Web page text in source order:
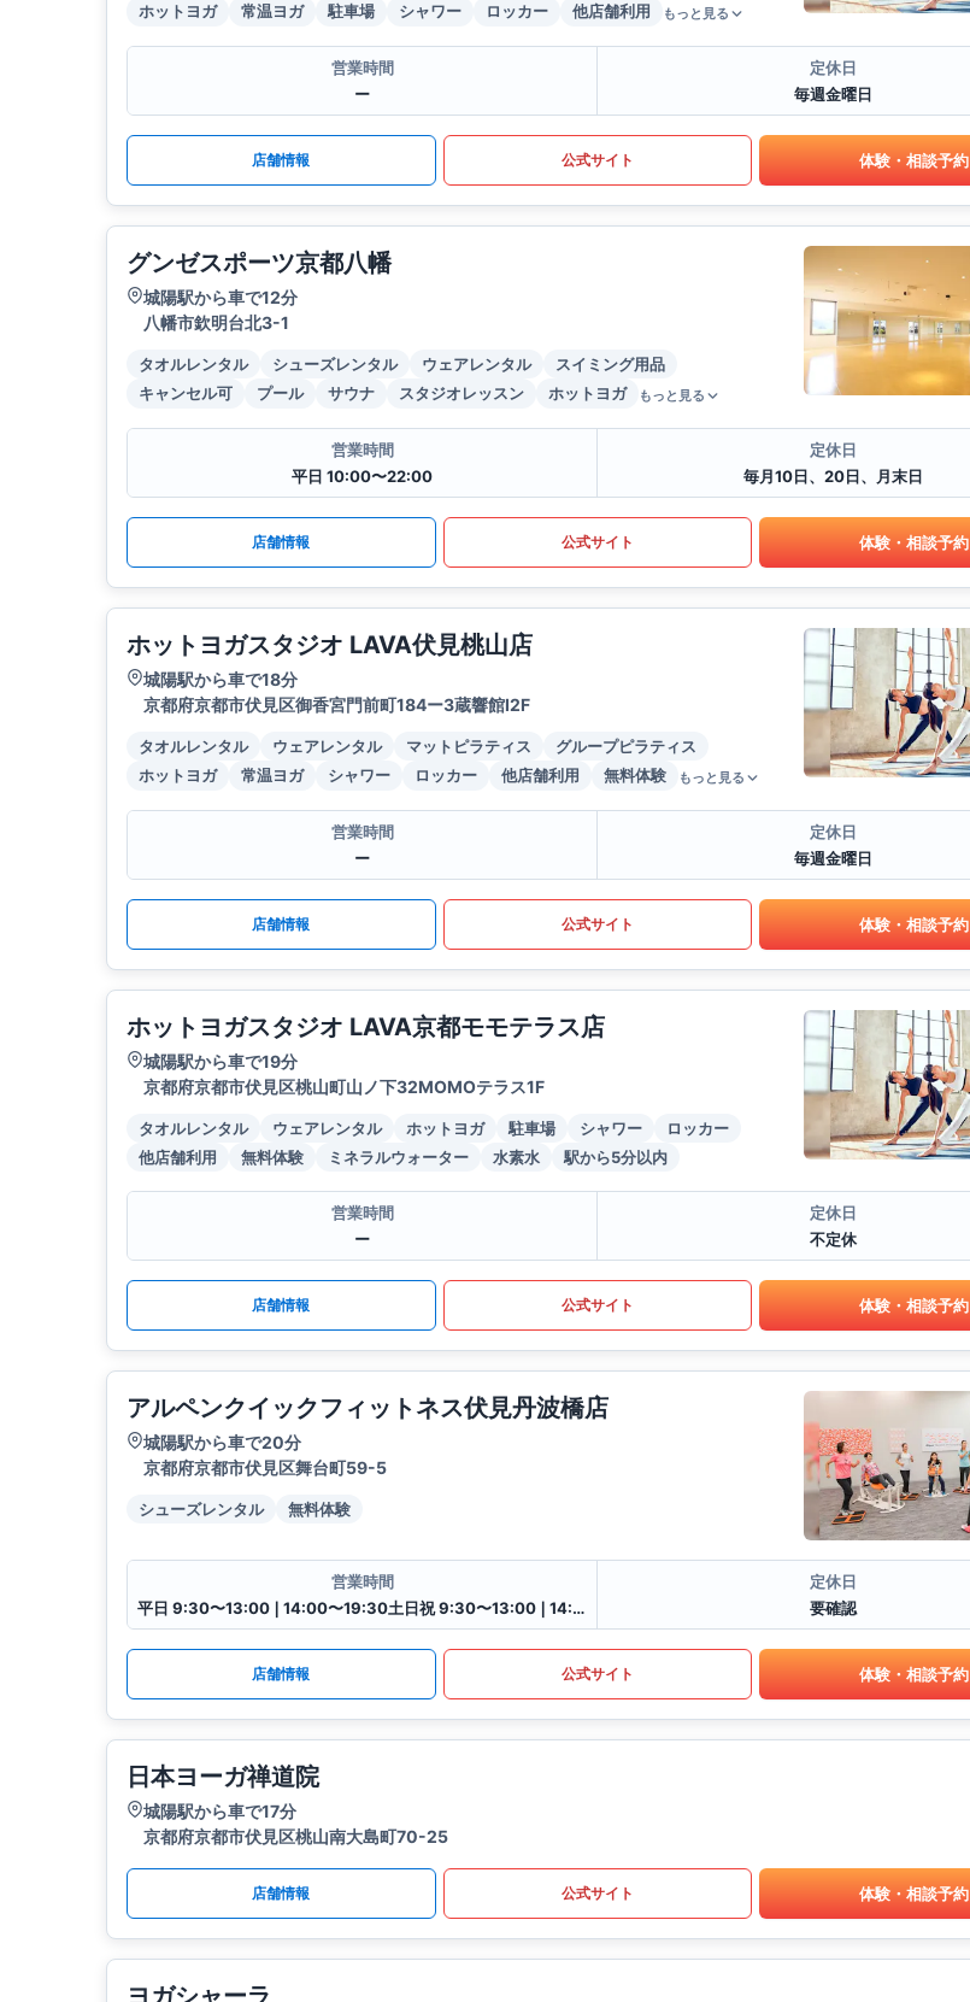
ホットヨガ
常温ヨガ 駐車場 シャワー ロッカー 他店舗利用 もっと見る
営業時間
ー
定休日
毎週金曜日
店舗情報 公式サイト 体験・相談予約
グンゼスポーツ京都八幡
城陽駅から車で12分
八幡市欽明台北3-1
タオルレンタル シューズレンタル ウェアレンタル
スイミング用品
キャンセル可
プール サウナ スタジオレッスン ホットヨガ もっと見る
営業時間
平日 10:00〜22:00
定休日
毎月10日、20日、月末日
店舗情報 公式サイト 体験・相談予約
ホットヨガスタジオ LAVA伏見桃山店
城陽駅から車で18分
京都府京都市伏見区御香宮門前町184ー3蔵響館I2F
タオルレンタル ウェアレンタル マットピラティス
グループピラティス
ホットヨガ
常温ヨガ シャワー ロッカー 他店舗利用 無料体験 もっと見る
営業時間
ー
定休日
毎週金曜日
店舗情報 公式サイト 体験・相談予約
ホットヨガスタジオ LAVA京都モモテラス店
城陽駅から車で19分
京都府京都市伏見区桃山町山ノ下32MOMOテラス1F
タオルレンタル ウェアレンタル ホットヨガ 駐車場 シャワー
ロッカー
他店舗利用
無料体験 ミネラルウォーター 水素水 駅から5分以内
営業時間
ー
定休日
不定休
店舗情報 公式サイト 体験・相談予約
アルペンクイックフィットネス伏見丹波橋店
城陽駅から車で20分
京都府京都市伏見区舞台町59-5
シューズレンタル 無料体験
営業時間
平日 9:30〜13:00❘14:00〜19:30土日祝 9:30〜13:00❘14:00〜18:00
定休日
要確認
店舗情報 公式サイト 体験・相談予約
日本ヨーガ禅道院
城陽駅から車で17分
京都府京都市伏見区桃山南大島町70-25
店舗情報 公式サイト 体験・相談予約